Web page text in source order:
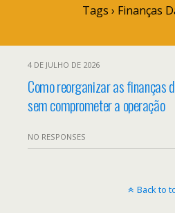
Tags › Finanças
4 DE JULHO DE 2026
Como reorganizar as finanças
sem comprometer a operação
NO RESPONSES
Back to